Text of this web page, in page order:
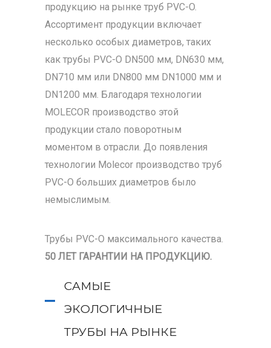
продукцию на рынке труб PVC-O.
Ассортимент продукции включает
несколько особых диаметров, таких
как трубы PVC-O DN500 мм, DN630 мм,
DN710 мм или DN800 мм DN1000 мм и
DN1200 мм. Благодаря технологии
MOLECOR производство этой
продукции стало поворотным
моментом в отрасли. До появления
технологии Molecor производство труб
PVC-O больших диаметров было
немыслимым.
Трубы PVC-O максимального качества.
50 ЛЕТ ГАРАНТИИ НА ПРОДУКЦИЮ.
САМЫЕ
ЭКОЛОГИЧНЫЕ
ТРУБЫ НА РЫНКЕ